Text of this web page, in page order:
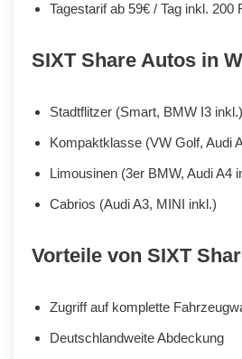
Tagestarif ab 59€ / Tag inkl. 200
SIXT Share Autos in
Stadtflitzer (Smart, BMW I3 inkl.)
Kompaktklasse (VW Golf, Audi
Limousinen (3er BMW, Audi A4
Cabrios (Audi A3, MINI inkl.)
Vorteile von SIXT
Zugriff auf komplette
Deutschlandweite Abdeckung